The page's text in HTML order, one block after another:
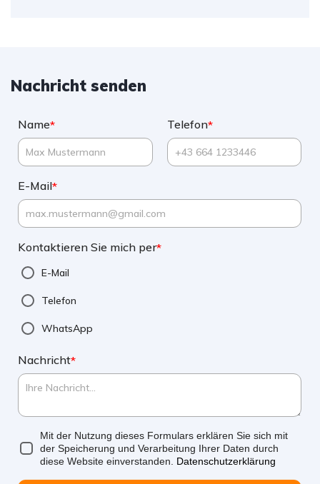
Nachricht senden
Name* Telefon*
E-Mail*
Kontaktieren Sie mich per*
E-Mail
Telefon
WhatsApp
Nachricht*
Mit der Nutzung dieses Formulars erklären Sie sich mit
der Speicherung und Verarbeitung Ihrer Daten durch
diese Website einverstanden. Datenschutzerklärung